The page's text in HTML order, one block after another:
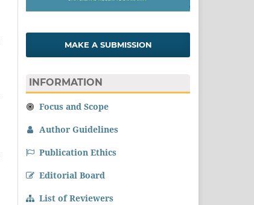
MAKE A SUBMISSION
INFORMATION
Focus and Scope
Author Guidelines
Publication Ethics
Editorial Board
List of Reviewers